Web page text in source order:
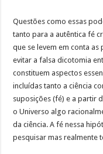
Questões como essas
tanto para a autêntica fé
que se levem em conta
evitar a falsa dicotomia
constituem aspectos
incluídas tanto a ciência
suposições (fé) e a partir
o Universo algo
da ciência. A fé nessa
pesquisar mas realmente